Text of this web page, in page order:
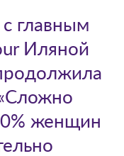
главным
Иляной
женщин